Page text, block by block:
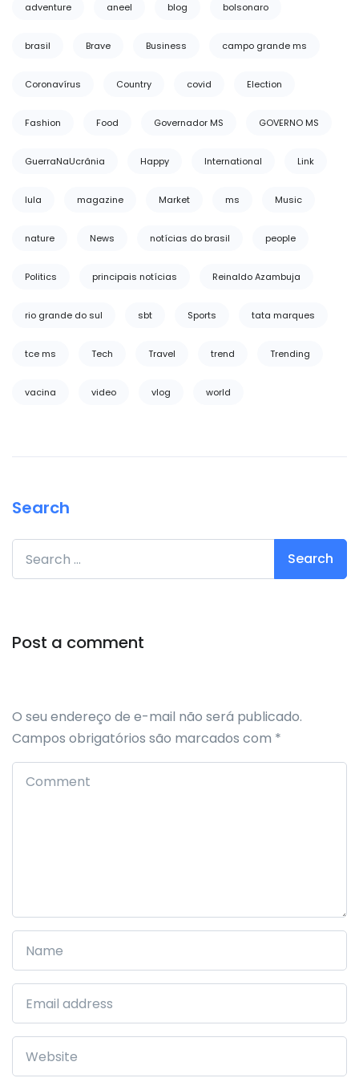
adventure aneel blog bolsonaro
brasil Brave Business campo grande ms
Coronavírus Country covid Election
Fashion Food Governador MS GOVERNO MS
GuerraNaUcrânia Happy International Link
lula magazine Market ms Music
nature News notícias do brasil people
Politics principais notícias Reinaldo Azambuja
rio grande do sul sbt Sports tata marques
tce ms Tech Travel trend Trending
vacina video vlog world
Search
Search for:
Post a comment
O seu endereço de e-mail não será publicado.
Campos obrigatórios são marcados com *